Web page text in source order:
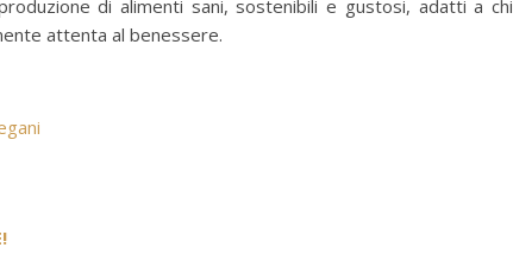
di alimenti sani, sostenibili e gustosi, adatti a chi
attenta al benessere.